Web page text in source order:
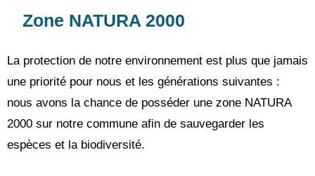
Zone NATURA 2000
La protection de notre environnement est plus que jamais
une priorité pour nous et les générations suivantes :
nous avons la chance de posséder une zone NATURA
2000 sur notre commune afin de sauvegarder les
espèces et la biodiversité.